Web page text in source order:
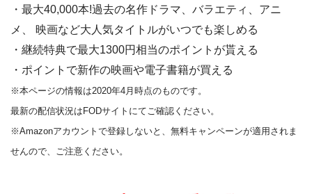
・最大40,000本!過去の名作ドラマ、バラエティ、アニ
メ、 映画など大人気タイトルがいつでも楽しめる
・継続特典で最大1300円相当のポイントが貰える
・ポイントで新作の映画や電子書籍が買える
※本ページの情報は2020年4月時点のものです。
最新の配信状況はFODサイトにてご確認ください。
※Amazonアカウントで登録しないと、無料キャンペーンが適用されま
せんので、ご注意ください。